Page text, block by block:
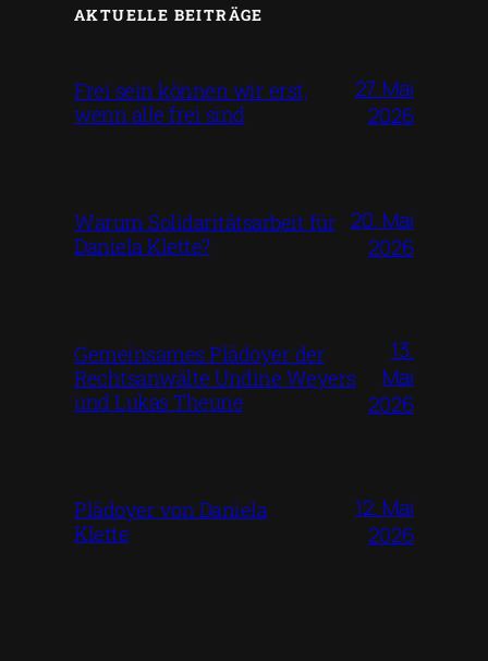
AKTUELLE BEITRÄGE
Frei sein können wir erst,
wenn alle frei sind
27. Mai
2026
Warum Solidaritätsarbeit für
Daniela Klette?
20. Mai
2026
Gemeinsames Plädoyer der
Rechtsanwälte Undine Weyers
und Lukas Theune
13.
Mai
2026
Plädoyer von Daniela
Klette
12. Mai
2026